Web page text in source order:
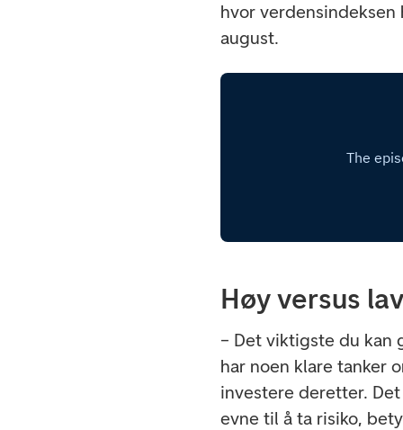
hvor
august.
Høy versus
– Det viktigste du kan
har noen klare tanker
investere deretter.
evne til å ta risiko,